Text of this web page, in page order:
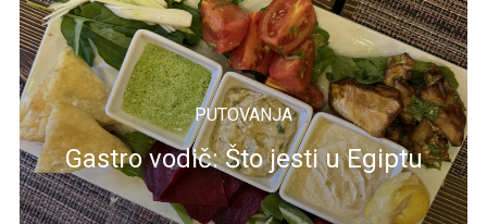
PUTOVANJA
Gastro vodič: Što jesti u Egiptu